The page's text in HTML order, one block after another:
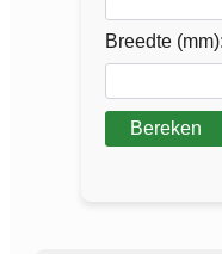
Breedte (mm):
Bereken